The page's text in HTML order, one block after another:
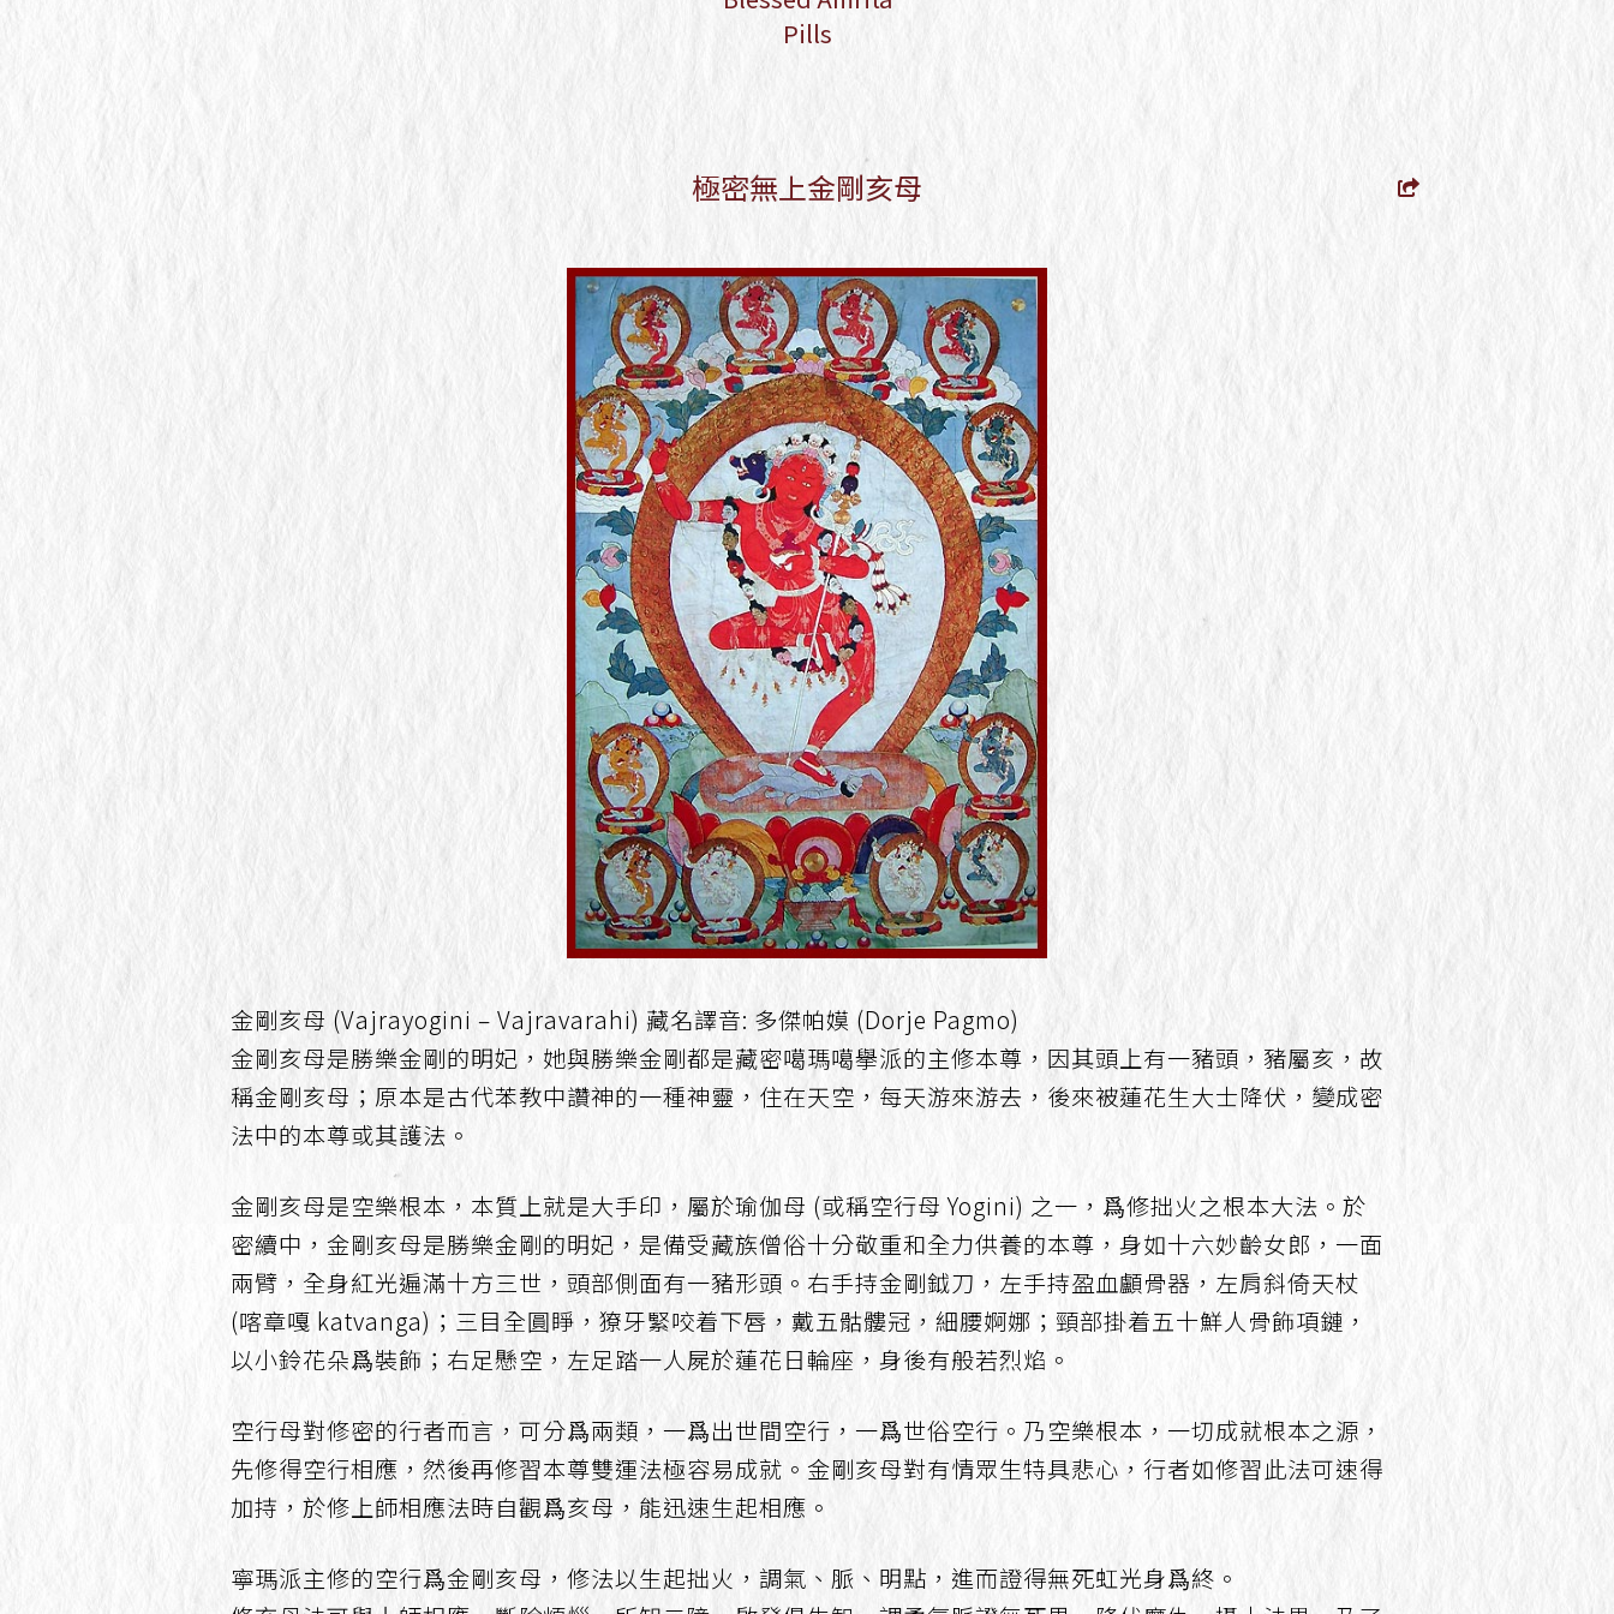
Blessed Amrita Pills
Pills
極密無上金剛亥母
金剛亥母 (Vajrayogini – Vajravarahi) 藏名譯音: 多傑帕嫫 (Dorje Pagmo)
金剛亥母是勝樂金剛的明妃，她與勝樂金剛都是藏密噶瑪噶擧派的主修本尊，因其頭上有一豬頭，豬屬亥，故
稱金剛亥母；原本是古代苯教中讚神的一種神靈，住在天空，每天游來游去，後來被蓮花生大士降伏，變成密
法中的本尊或其護法。
金剛亥母是空樂根本，本質上就是大手印，屬於瑜伽母 (或稱空行母 Yogini) 之一，爲修拙火之根本大法。於
密續中，金剛亥母是勝樂金剛的明妃，是備受藏族僧俗十分敬重和全力供養的本尊，身如十六妙齡女郎，一面
兩臂，全身紅光遍滿十方三世，頭部側面有一豬形頭。右手持金剛鉞刀，左手持盈血顱骨器，左肩斜倚天杖
(喀章嘎 katvanga)；三目全圓睜，獠牙緊咬着下唇，戴五骷髏冠，細腰婀娜；頸部掛着五十鮮人骨飾項鏈，
以小鈴花朵爲裝飾；右足懸空，左足踏一人屍於蓮花日輪座，身後有般若烈焰。
空行母對修密的行者而言，可分爲兩類，一爲出世間空行，一爲世俗空行。乃空樂根本，一切成就根本之源，
先修得空行相應，然後再修習本尊雙運法極容易成就。金剛亥母對有情眾生特具悲心，行者如修習此法可速得
加持，於修上師相應法時自觀爲亥母，能迅速生起相應。
寧瑪派主修的空行爲金剛亥母，修法以生起拙火，調氣、脈、明點，進而證得無死虹光身爲終。